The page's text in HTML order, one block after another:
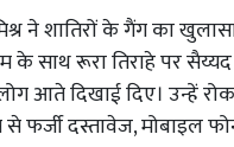
ने शातिरों के गैंग का
के साथ रूरा तिराहे पर
आते दिखाई दिए। उन्हें
फर्जी दस्तावेज, मोबाइल